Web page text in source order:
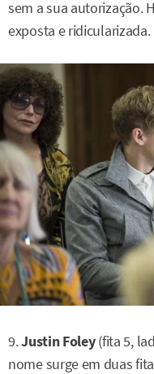
sem a sua autorização.
exposta e ridicularizada.
9.Justin Foley(fita 5,
nome surge em duas